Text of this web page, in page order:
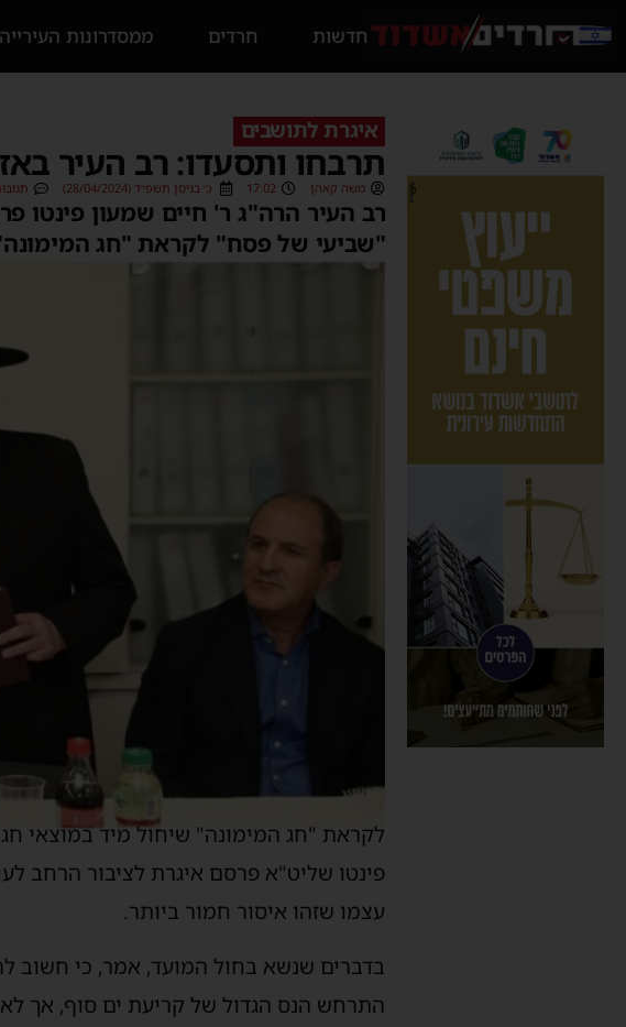
חדשות חרדים ממסדרונות העירייה
איגרת לתושבים
תרבחו ותסעדו: רב העיר
משה קאהן 17:02 כ׳ בניסן תשפ״ד (28/04/2024)
רב העיר הרה"ג ר' חיים שמעון פינטו
"שביעי של פסח" לקראת "חג
לקראת "חג המימונה" שיחול מיד במוצאי
פינטו שליט"א פרסם איגרת לציבור הרחב
עצמו שזהו איסור חמור ביותר.
בדברים שנשא בחול המועד, אמר, כי חשוב
התרחש הנס הגדול של קריעת ים סוף, אך